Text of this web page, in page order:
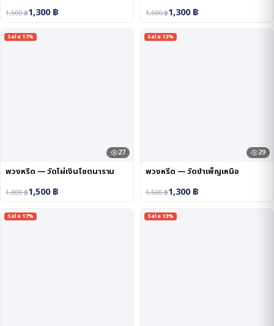
1,500฿1,300฿ 1,500฿1,300฿
Sale 17%
27
พวงหรีด — วัดไผ่เงินโชตนาราม
1,800฿1,500฿
Sale 13%
29
พวงหรีด — วัดบำเพ็ญเหนือ
1,500฿1,300฿
Sale 17% Sale 13%